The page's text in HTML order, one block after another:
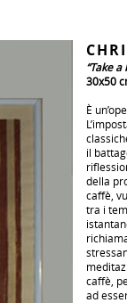
“Take a
30x50
È
il
della
caffè,
tra i
caffè,
ad